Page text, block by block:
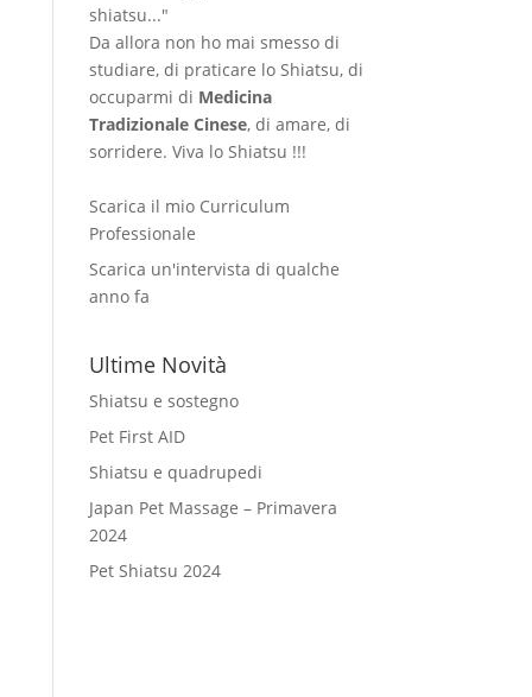
shiatsu..."
Da allora non ho mai smesso di
studiare, di praticare lo Shiatsu, di
occuparmi di Medicina
Tradizionale Cinese, di amare, di
sorridere. Viva lo Shiatsu !!!
Scarica il mio Curriculum
Professionale
Scarica un'intervista di qualche
anno fa
Ultime Novità
Shiatsu e sostegno
Pet First AID
Shiatsu e quadrupedi
Japan Pet Massage – Primavera
2024
Pet Shiatsu 2024